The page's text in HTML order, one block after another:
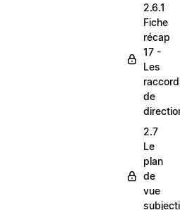
2.6.1
Fiche
récap
17 -
Les
de
2.7
Le
plan
de
vue